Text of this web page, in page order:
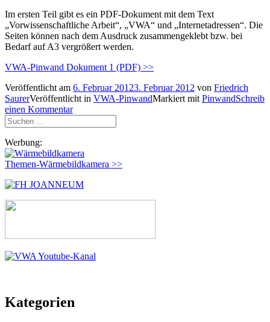
Im ersten Teil gibt es ein PDF-Dokument mit dem Text
„Vorwissenschaftliche Arbeit“, „VWA“ und „Internetadressen“. Die
Seiten können nach dem Ausdruck zusammengeklebt bzw. bei
Bedarf auf A3 vergrößert werden.
VWA-Pinwand Dokument 1 (PDF) >>
Veröffentlicht am 6. Februar 20123. Februar 2012 von Friedrich
SaurerVeröffentlicht in VWA-PinwandMarkiert mitPinwandSchreib
einen Kommentar
Suchen
nach:
Werbung:
Themen-Wärmebildkamera >>
Kategorien